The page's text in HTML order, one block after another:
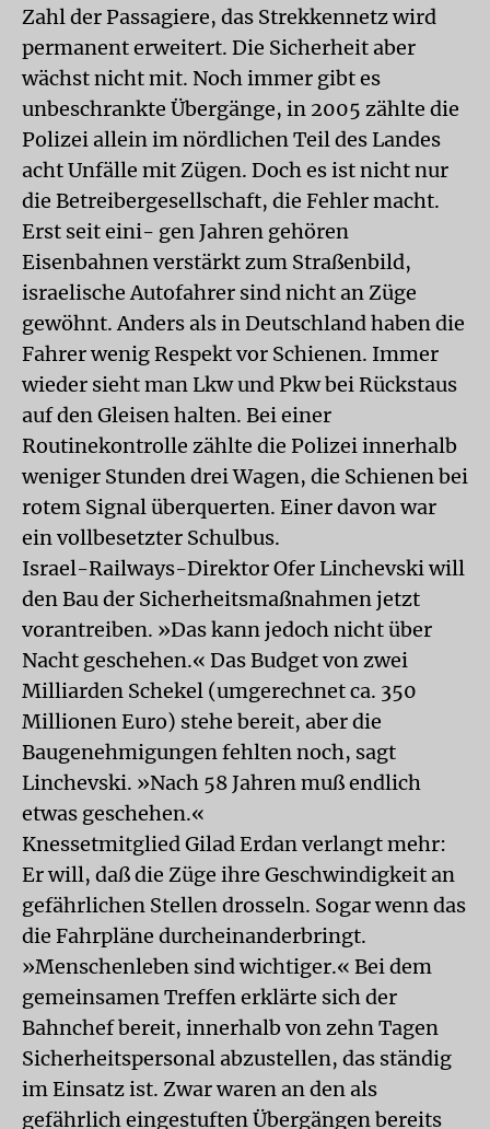
Zahl der Passagiere, das Strekkennetz wird
permanent erweitert. Die Sicherheit aber
wächst nicht mit. Noch immer gibt es
unbeschrankte Übergänge, in 2005 zählte die
Polizei allein im nördlichen Teil des Landes
acht Unfälle mit Zügen. Doch es ist nicht nur
die Betreibergesellschaft, die Fehler macht.
Erst seit eini- gen Jahren gehören
Eisenbahnen verstärkt zum Straßenbild,
israelische Autofahrer sind nicht an Züge
gewöhnt. Anders als in Deutschland haben die
Fahrer wenig Respekt vor Schienen. Immer
wieder sieht man Lkw und Pkw bei Rückstaus
auf den Gleisen halten. Bei einer
Routinekontrolle zählte die Polizei innerhalb
weniger Stunden drei Wagen, die Schienen bei
rotem Signal überquerten. Einer davon war
ein vollbesetzter Schulbus.
Israel-Railways-Direktor Ofer Linchevski will
den Bau der Sicherheitsmaßnahmen jetzt
vorantreiben. »Das kann jedoch nicht über
Nacht geschehen.« Das Budget von zwei
Milliarden Schekel (umgerechnet ca. 350
Millionen Euro) stehe bereit, aber die
Baugenehmigungen fehlten noch, sagt
Linchevski. »Nach 58 Jahren muß endlich
etwas geschehen.«
Knessetmitglied Gilad Erdan verlangt mehr:
Er will, daß die Züge ihre Geschwindigkeit an
gefährlichen Stellen drosseln. Sogar wenn das
die Fahrpläne durcheinanderbringt.
»Menschenleben sind wichtiger.« Bei dem
gemeinsamen Treffen erklärte sich der
Bahnchef bereit, innerhalb von zehn Tagen
Sicherheitspersonal abzustellen, das ständig
im Einsatz ist. Zwar waren an den als
gefährlich eingestuften Übergängen bereits